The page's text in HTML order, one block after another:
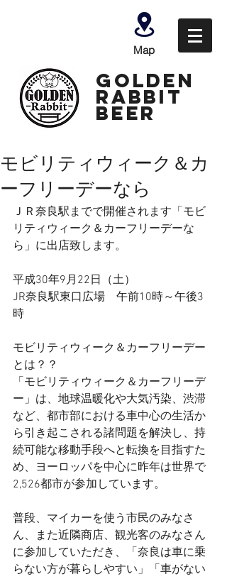
Map
GOLDEN
Rabbit
Beer
モビリティウィーク＆カ
ーフリーデーなら
ＪＲ奈良駅までで開催されます「モビ
リティウィーク＆カーフリーデーな
ら」に出店致します。
平成30年9月22日（土）
JR奈良駅東口広場　午前10時～午後3
時
モビリティウィーク＆カーフリーデー
とは？？
「モビリティウィーク＆カーフリーデ
ー」は、地球温暖化や大気汚染、渋滞
など、都市部における車中心の生活か
ら引き起こされる諸問題を解決し、持
続可能な移動手段へと転換を目指すた
め、ヨーロッパを中心に昨年は世界で
2,526都市が参加しています。
普段、マイカーを使う市民のみなさ
ん、また近隣商店、観光客のみなさん
に参加していただき、「奈良は車に乗
らない方が暮らしやすい」「車がない